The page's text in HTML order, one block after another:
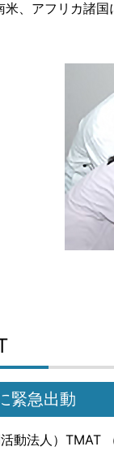
、アフリカ諸
緊急出動
動法人）TMAT